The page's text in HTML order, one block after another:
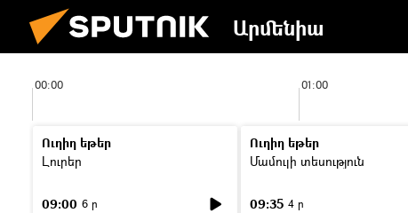
Արմենիա
00:00 01:00
Ուղիղ եթեր
Լուրեր
09:00 6 ր
Ուղիղ եթեր
Մամուլի տեսություն
09:35 4 ր